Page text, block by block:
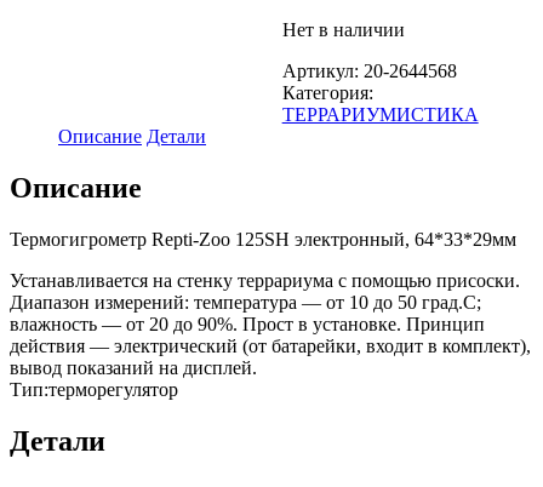
Нет в наличии
Артикул: 20-2644568
Категория:
ТЕРРАРИУМИСТИКА
Описание Детали
Описание
Термогигрометр Repti-Zoo 125SH электронный, 64*33*29мм
Устанавливается на стенку террариума с помощью присоски.
Диапазон измерений: температура — от 10 до 50 град.С;
влажность — от 20 до 90%. Прост в установке. Принцип
действия — электрический (от батарейки, входит в комплект),
вывод показаний на дисплей.
Тип:терморегулятор
Детали